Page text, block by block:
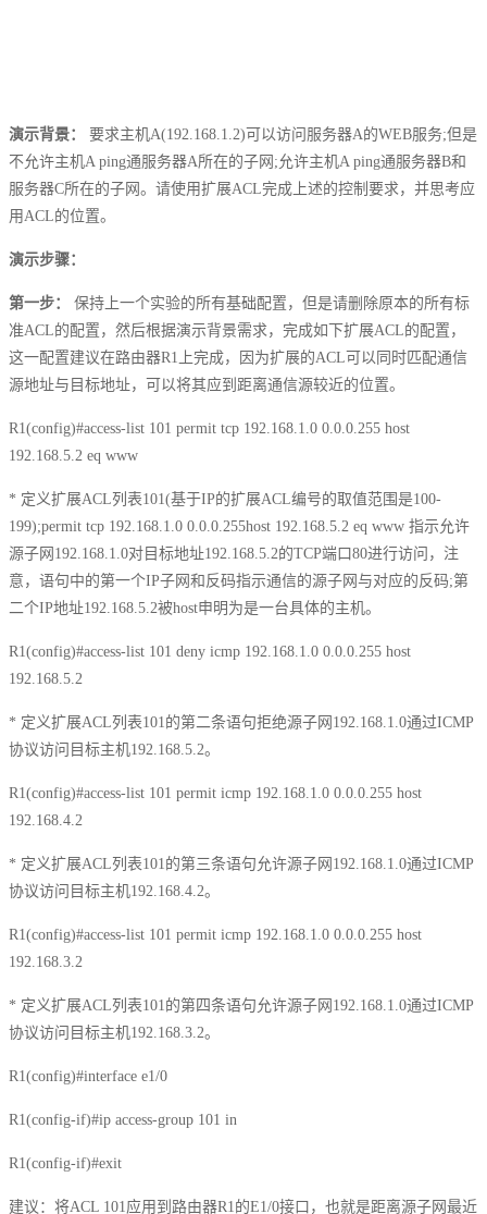
演示背景：
要求主机A(192.168.1.2)可以访问服务器A的WEB服务;但是
不允许主机A ping通服务器A所在的子网;允许主机A ping通服务器B和
服务器C所在的子网。请使用扩展ACL完成上述的控制要求，并思考应
用ACL的位置。
演示步骤：
第一步：
保持上一个实验的所有基础配置，但是请删除原本的所有标
准ACL的配置，然后根据演示背景需求，完成如下扩展ACL的配置，
这一配置建议在路由器R1上完成，因为扩展的ACL可以同时匹配通信
源地址与目标地址，可以将其应到距离通信源较近的位置。
R1(config)#access-list 101 permit tcp 192.168.1.0 0.0.0.255 host
192.168.5.2 eq www
* 定义扩展ACL列表101(基于IP的扩展ACL编号的取值范围是100-
199);permit tcp 192.168.1.0 0.0.0.255host 192.168.5.2 eq www 指示允许
源子网192.168.1.0对目标地址192.168.5.2的TCP端口80进行访问，注
意，语句中的第一个IP子网和反码指示通信的源子网与对应的反码;第
二个IP地址192.168.5.2被host申明为是一台具体的主机。
R1(config)#access-list 101 deny icmp 192.168.1.0 0.0.0.255 host
192.168.5.2
* 定义扩展ACL列表101的第二条语句拒绝源子网192.168.1.0通过ICMP
协议访问目标主机192.168.5.2。
R1(config)#access-list 101 permit icmp 192.168.1.0 0.0.0.255 host
192.168.4.2
* 定义扩展ACL列表101的第三条语句允许源子网192.168.1.0通过ICMP
协议访问目标主机192.168.4.2。
R1(config)#access-list 101 permit icmp 192.168.1.0 0.0.0.255 host
192.168.3.2
* 定义扩展ACL列表101的第四条语句允许源子网192.168.1.0通过ICMP
协议访问目标主机192.168.3.2。
R1(config)#interface e1/0
R1(config-if)#ip access-group 101 in
R1(config-if)#exit
建议：将ACL 101应用到路由器R1的E1/0接口，也就是距离源子网最近